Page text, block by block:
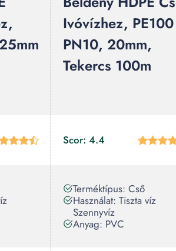
Ivóvízhez, PE100
PN10, 20mm,
Tekercs 100m
Scor: 4.4
Terméktípus: Cső
Használat: Tiszta víz
Szennyvíz
Anyag: PVC